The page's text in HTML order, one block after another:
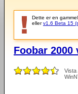
Dette er en
ellerv1.6 Beta 15
Foobar 2000
Vista